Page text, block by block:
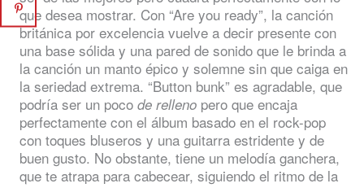
que desea mostrar. Con “Are you ready”, la canción
británica por excelencia vuelve a decir presente con
una base sólida y una pared de sonido que le brinda a
la canción un manto épico y solemne sin que caiga en
la seriedad extrema. “Button bunk” es agradable, que
podría ser un poco de relleno pero que encaja
perfectamente con el álbum basado en el rock-pop
con toques bluseros y una guitarra estridente y de
buen gusto. No obstante, tiene un melodía ganchera,
que te atrapa para cabecear, siguiendo el ritmo de la